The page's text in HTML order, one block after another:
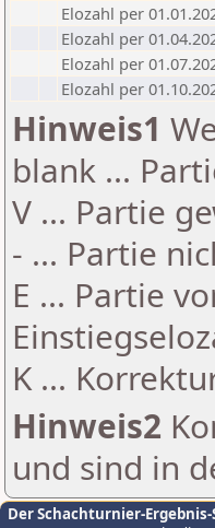
Elozahl per
Elozahl per
Elozahl per
Elozahl per
Hinweis1
blank ...
V ... Partie
- ... Partie
E ... Partie
K ...
Hinweis2
und sind in
Der Schachturnier-